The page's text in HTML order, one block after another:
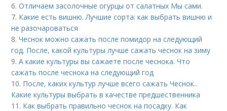
6.Отличаем засолочные огурцы от салатных Мы сами.
7. Какие есть вишню. Лучшие сорта: как выбрать вишню и
не разочароваться
8.Чеснок можно сажать после помидор на следующий
год. После, какой культуры лучше сажать чеснок на зиму
9.А какие культуры вы сажаете после чеснока. Что
сажать после чеснока на следующий год
10. После, каких культур лучше всего сажать Чеснок..
Какие культуры выбрать в качестве предшественника
11. Как выбрать правильно чеснок на посадку. Как